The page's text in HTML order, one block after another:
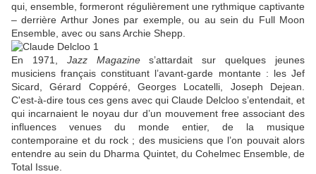
qui, ensemble, formeront régulièrement une rythmique captivante
– derrière Arthur Jones par exemple, ou au sein du Full Moon
Ensemble, avec ou sans Archie Shepp.
En 1971, Jazz Magazines’attardait sur quelques jeunes
musiciens français constituant l’avant-garde montante : les Jef
Sicard, Gérard Coppéré, Georges Locatelli, Joseph Dejean.
C'est-à-dire tous ces gens avec qui Claude Delcloo s’entendait, et
qui incarnaient le noyau dur d’un mouvement free associant des
influences venues du monde entier, de la musique
contemporaine et du rock ; des musiciens que l’on pouvait alors
entendre au sein du Dharma Quintet, du Cohelmec Ensemble, de
Total Issue.